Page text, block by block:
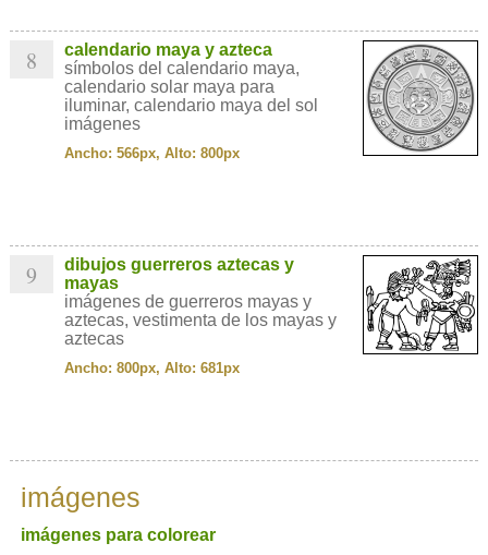
8
calendario maya y azteca
símbolos del calendario maya,
calendario solar maya para
iluminar, calendario maya del sol
imágenes
Ancho: 566px, Alto: 800px
9
dibujos guerreros aztecas y
mayas
imágenes de guerreros mayas y
aztecas, vestimenta de los mayas y
aztecas
Ancho: 800px, Alto: 681px
imágenes
imágenes para colorear